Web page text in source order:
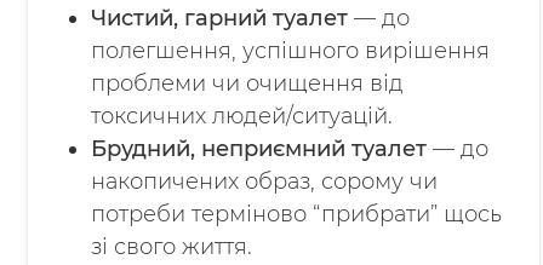
Чистий, гарний туалет — до
полегшення, успішного вирішення
проблеми чи очищення від
токсичних людей/ситуацій.
Брудний, неприємний туалет — до
накопичених образ, сорому чи
потреби терміново “прибрати” щось
зі свого життя.